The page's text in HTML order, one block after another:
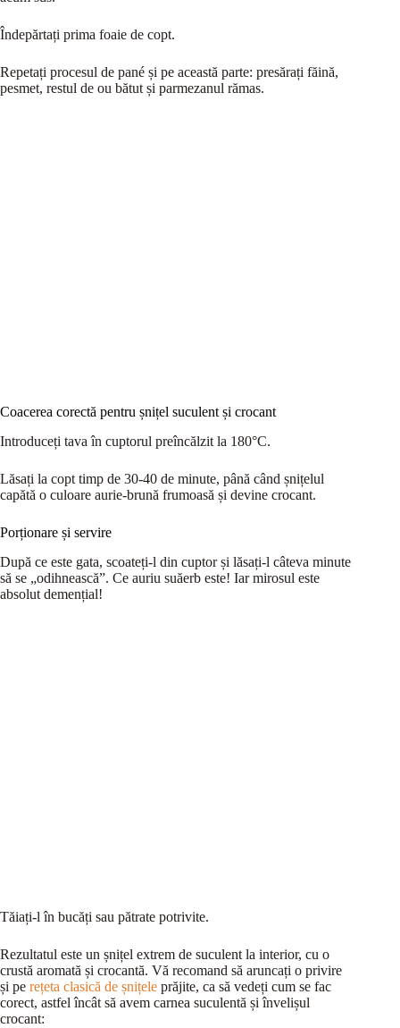
Îndepărtați prima foaie de copt.
Repetați procesul de pané și pe această parte: presărați făină,
pesmet, restul de ou bătut și parmezanul rămas.
Coacerea corectă pentru șnițel suculent și crocant
Introduceți tava în cuptorul preîncălzit la 180°C.
Lăsați la copt timp de 30-40 de minute, până când șnițelul
capătă o culoare aurie-brună frumoasă și devine crocant.
Porționare și servire
După ce este gata, scoateți-l din cuptor și lăsați-l câteva minute
să se „odihnească”. Ce auriu suăerb este! Iar mirosul este
absolut demențial!
Tăiați-l în bucăți sau pătrate potrivite.
Rezultatul este un șnițel extrem de suculent la interior, cu o
crustă aromată și crocantă. Vă recomand să aruncați o privire
și pe rețeta clasică de șnițele prăjite, ca să vedeți cum se fac
corect, astfel încât să avem carnea suculentă și învelișul
crocant: